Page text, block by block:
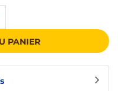
PANIER